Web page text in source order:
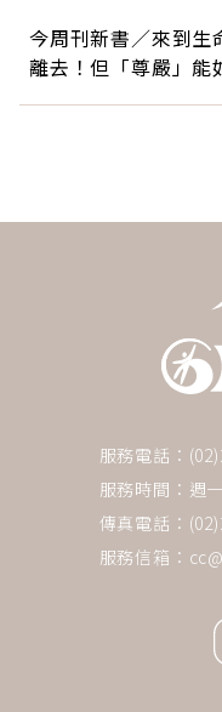
今周刊新書／來到生
離去！但「尊嚴」能
服務電話：
服務時間：週
傳真電話：
服務信箱：